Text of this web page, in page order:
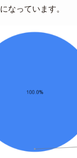
なっています。